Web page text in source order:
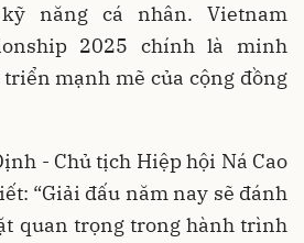
năng cá nhân. Vietnam
2025 chính là minh
mạnh mẽ của cộng đồng
- Chủ tịch Hiệp hội Ná Cao
“Giải đấu năm nay sẽ đánh
quan trọng trong hành trình